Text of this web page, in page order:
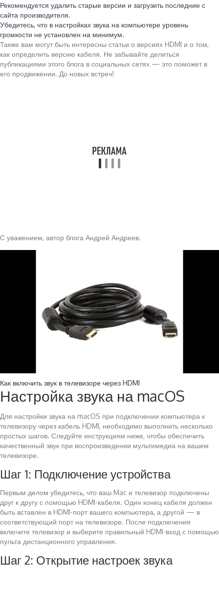
Рекомендуется удалить старые версии и загрузить последние с
сайта производителя.
Убедитесь, что в настройках звука на компьютере уровень
громкости не установлен на минимум.
Также вам могут быть интересны статьи о версиях HDMI и о том,
как определить версию кабеля. Не забывайте делиться
публикациями этого блога в социальных сетях — это поможет в
его продвижении. До новых встреч!
С уважением, автор блога Андрей Андреев.
Как включить звук в телевизоре через HDMI
Настройка звука на macOS
Для настройки звука на macOS при подключении компьютера к
телевизору через кабель HDMI, необходимо выполнить несколько
простых шагов. Следуйте инструкциям ниже, чтобы обеспечить
качественный звук при воспроизведении мультимедиа на вашем
телевизоре.
Шаг 1: Подключение устройства
Первым делом убедитесь, что ваш Mac и телевизор подключены
друг к другу с помощью HDMI-кабеля. Один конец кабеля должен
быть вставлен в HDMI-порт вашего компьютера, а другой — в
соответствующий порт на телевизоре. После подключения
включите телевизор и выберите правильный HDMI-вход с помощью
пульта дистанционного управления.
Шаг 2: Открытие настроек звука